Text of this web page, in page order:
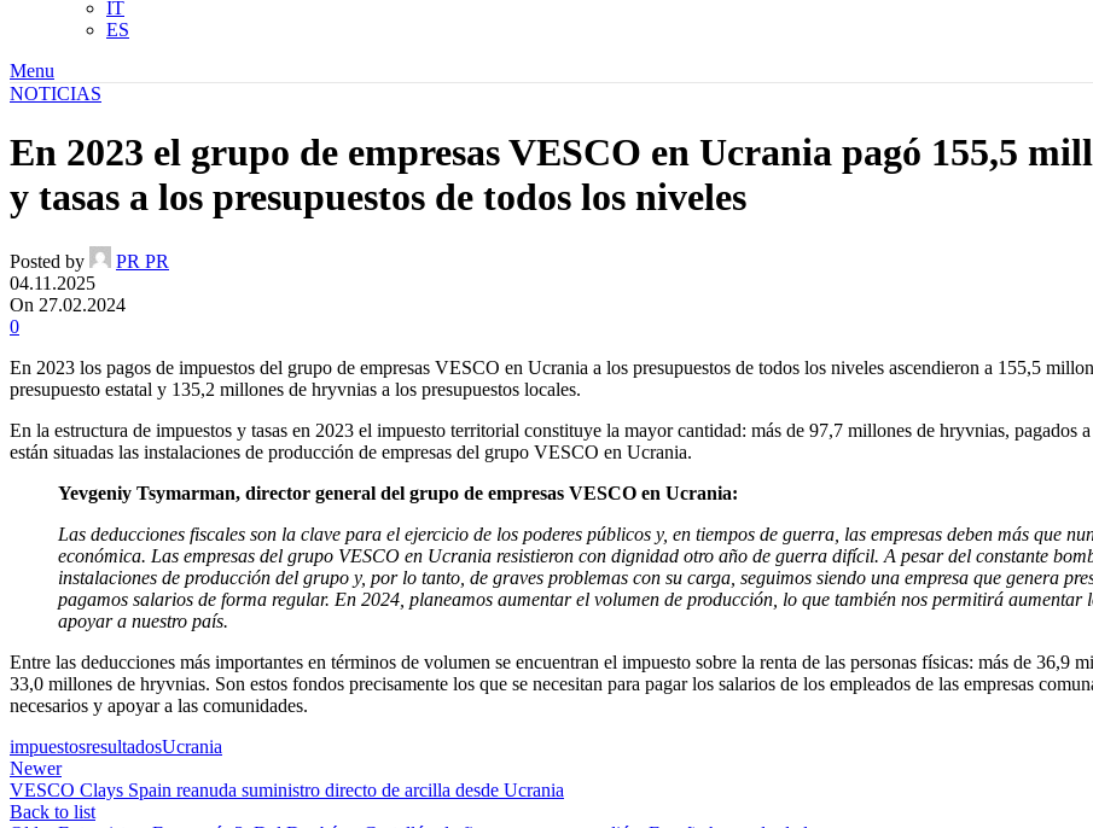
IT
ES
Menu
NOTICIAS
En 2023 el grupo de empresas VESCO en Ucrania pagó 155,5
y tasas a los presupuestos de todos los niveles
Posted by
PR PR
04.11.2025
On 27.02.2024
0
En 2023 los pagos de impuestos del grupo de empresas VESCO en Ucrania a los presupuestos de todos los niveles ascendieron a 155,5
presupuesto estatal y 135,2 millones de hryvnias a los presupuestos locales.
En la estructura de impuestos y tasas en 2023 el impuesto territorial constituye la mayor cantidad: más de 97,7 millones de hryvnias, pagados
están situadas las instalaciones de producción de empresas del grupo VESCO en Ucrania.
Yevgeniy Tsymarman, director general del grupo de empresas VESCO en Ucrania:
Las deducciones fiscales son la clave para el ejercicio de los poderes públicos y, en tiempos de guerra, las empresas deben más que
económica. Las empresas del grupo VESCO en Ucrania resistieron con dignidad otro año de guerra difícil. A pesar del constante
instalaciones de producción del grupo y, por lo tanto, de graves problemas con su carga, seguimos siendo una empresa que genera
pagamos salarios de forma regular. En 2024, planeamos aumentar el volumen de producción, lo que también nos permitirá aumentar
apoyar a nuestro país.
Entre las deducciones más importantes en términos de volumen se encuentran el impuesto sobre la renta de las personas físicas: más de
33,0 millones de hryvnias. Son estos fondos precisamente los que se necesitan para pagar los salarios de los empleados de las empresas
necesarios y apoyar a las comunidades.
impuestosresultadosUcrania
Newer
VESCO Clays Spain reanuda suministro directo de arcilla desde Ucrania
Back to list